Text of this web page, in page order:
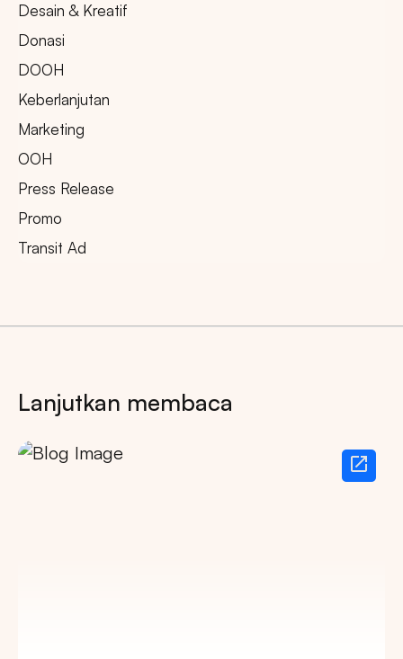
Desain & Kreatif
Donasi
DOOH
Keberlanjutan
Marketing
OOH
Press Release
Promo
Transit Ad
Lanjutkan membaca